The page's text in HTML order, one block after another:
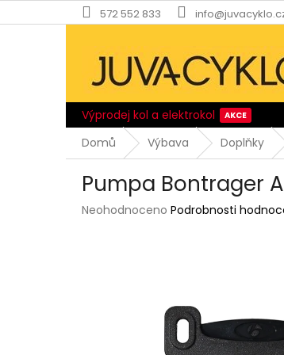
na
572 552 833
Výprodej kol a elektrokol
Domů
Výbava Doplňky
Pumpa Bontrager
Průměrné
Neohodnoceno Podrobnosti